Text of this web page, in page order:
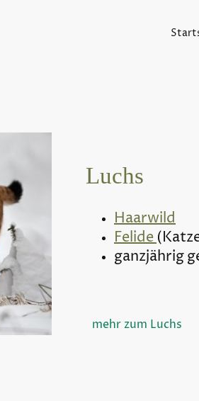
Luchs
Haarwild
Felide
ganzjährig
mehr zum Luchs